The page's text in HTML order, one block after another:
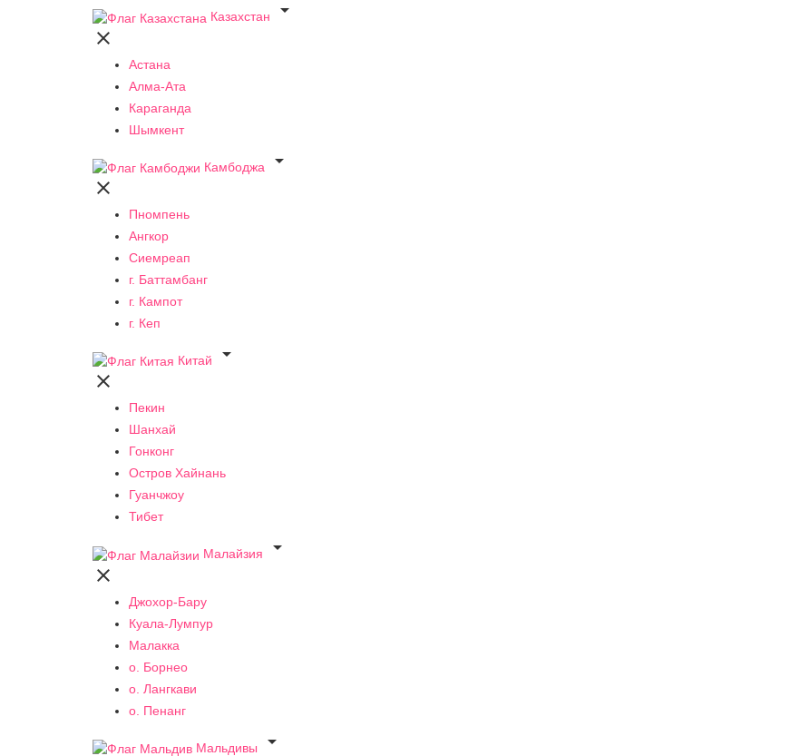
Казахстан


Астана
Алма-Ата
Караганда
Шымкент
Камбоджа


Пномпень
Ангкор
Сиемреап
г. Баттамбанг
г. Кампот
г. Кеп
Китай


Пекин
Шанхай
Гонконг
Остров Хайнань
Гуанчжоу
Тибет
Малайзия


Джохор-Бару
Куала-Лумпур
Малакка
о. Борнео
о. Лангкави
о. Пенанг
Мальдивы
